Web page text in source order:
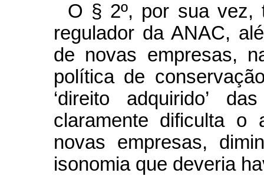
O § 2º, por sua vez,
regulador da ANAC,
de novas empresas,
política de
‘direito adquirido’
claramente dificulta o
novas empresas,
isonomia que deveria